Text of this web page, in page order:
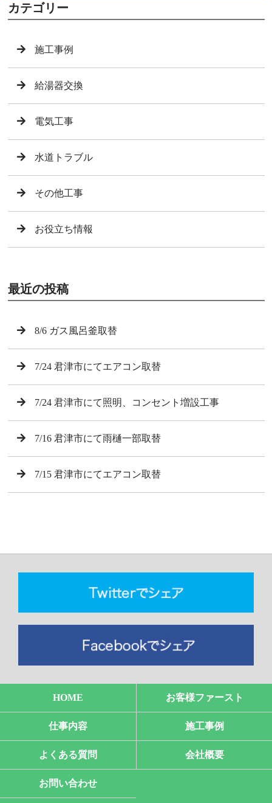
カテゴリー
施工事例
給湯器交換
電気工事
水道トラブル
その他工事
お役立ち情報
最近の投稿
8/6 ガス風呂釜取替
7/24 君津市にてエアコン取替
7/24 君津市にて照明、コンセント増設工事
7/16 君津市にて雨樋一部取替
7/15 君津市にてエアコン取替
HOME お客様ファースト
仕事内容 施工事例
よくある質問 会社概要
お問い合わせ